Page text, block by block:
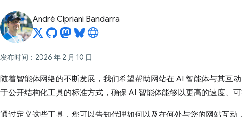
André Cipriani Bandarra
发布时间：2026 年 2 月 10 日
随着智能体网络的不断发展，我们希望帮助网站在 AI 智能体与其互
于公开结构化工具的标准方式，确保 AI 智能体能够以更高的速度、
通过定义这些工具，您可以告知代理如何以及在何处与您的网站互